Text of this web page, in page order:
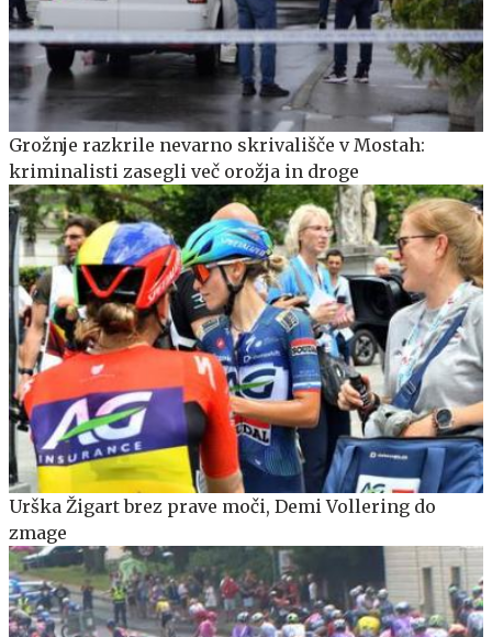
Grožnje razkrile nevarno skrivališče v Mostah:
kriminalisti zasegli več orožja in droge
Urška Žigart brez prave moči, Demi Vollering do
zmage